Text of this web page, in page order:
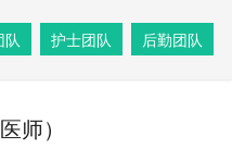
队 护士团队 后勤团队
师）